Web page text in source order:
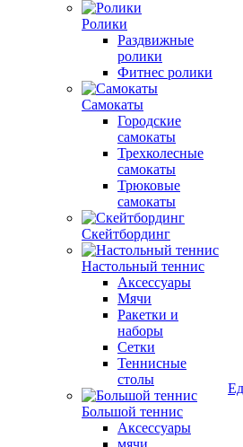
Ролики
Раздвижные
ролики
Фитнес ролики
Самокаты
Городские
самокаты
Трехколесные
самокаты
Трюковые
самокаты
Скейтбординг
Настольный теннис
Аксессуары
Мячи
Ракетки и
наборы
Сетки
Теннисные
столы
Большой теннис
Аксессуары
мячи